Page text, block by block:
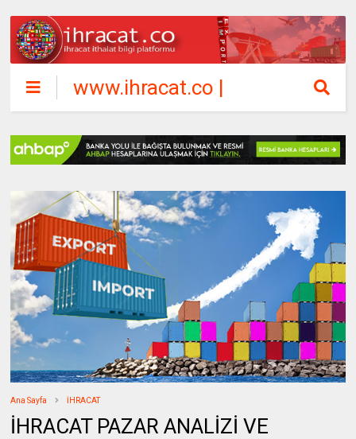
www.ihracat.co |
ihracat ithalat
bilgi platformu
Ana Sayfa İHRACAT
İHRACAT PAZAR ANALİZİ VE